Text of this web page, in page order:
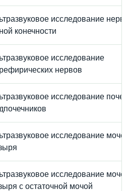
исследование
конечности
исследование
нервов
исследование
исследование
исследование
с остаточной мочой